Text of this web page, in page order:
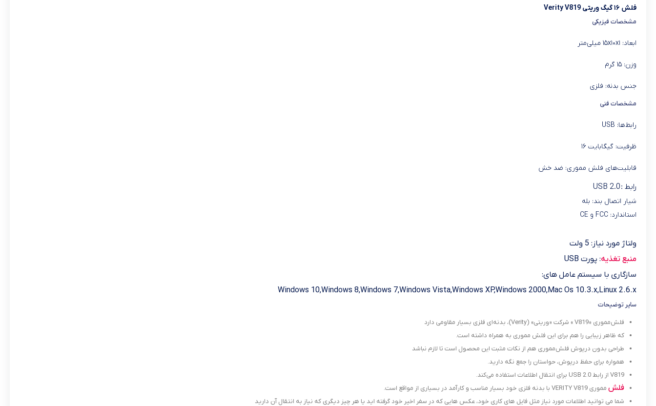
فلش ۱۶ گیگ وریتی Verity V819
مشخصات فیزیکی
ابعاد: ۱۵x۱۰x۱ میلی‌متر
وزن: ۱۵ گرم
جنس بدنه: فلزی
مشخصات فنی
رابط‌ها: USB
ظرفیت: گیگابایت ۱۶
قابلیت‌های فلش مموری: ضد خش
رابط :USB 2.0
شیار اتصال بند: بله
استاندارد: FCC و CE
ولتاژ مورد نیاز: 5 ولت
منبع تغذیه: پورت USB
سازگاری با سیستم عامل های:
Windows 10,Windows 8,Windows 7,Windows Vista,Windows XP,Windows 2000,Mac Os 10.3.x,Linux 2.6.x
سایر توضیحات
فلش‌مموری «V819 » شرکت «وریتی» (Verity)، بدنه‌ای فلزی بسیار مقاومی دارد
که ظاهر زیبایی را هم برای این فلش مموری به همراه داشته است.
طراحی بدون درپوش فلش‌مموری هم از نکات مثبت این محصول است تا لازم نباشد
همواره برای حفظ درپوش، حواستان را جمع نگه دارید.
V819 از رابط USB 2.0 برای انتقال اطلاعات استفاده می‌کند.
فلش مموری VERITY V819 با بدنه فلزی خود بسیار مناسب و کارآمد در بسیاری از مواقع است.
شما می توانید اطلاعات مورد نیاز مثل فایل های کاری خود، عکس هایی که در سفر اخیر خود گرفته اید یا هر چیز دیگری که نیاز به انتقال آن دارید